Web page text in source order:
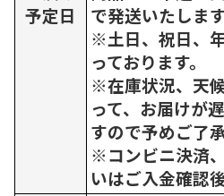
予定日
で発送いたします
※土日、祝日、
っております。
※在庫状況、天
って、お届けが
すので予めご了
※コンビニ決済
いはご入金確認